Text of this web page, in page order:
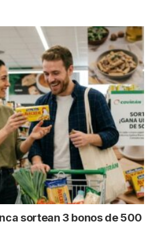
sortean 3 bonos de 500